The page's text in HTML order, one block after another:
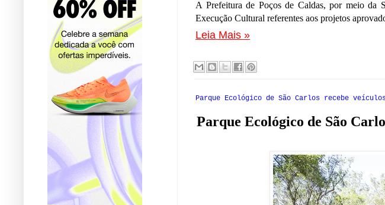
A Prefeitura de Poços de Caldas, por meio da
Execução Cultural referentes aos projetos
Leia Mais »
Parque Ecológico de São Carlos recebe
Parque Ecológico de São